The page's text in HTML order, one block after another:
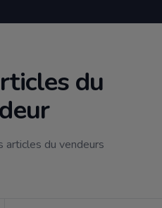
du
articles du vendeurs